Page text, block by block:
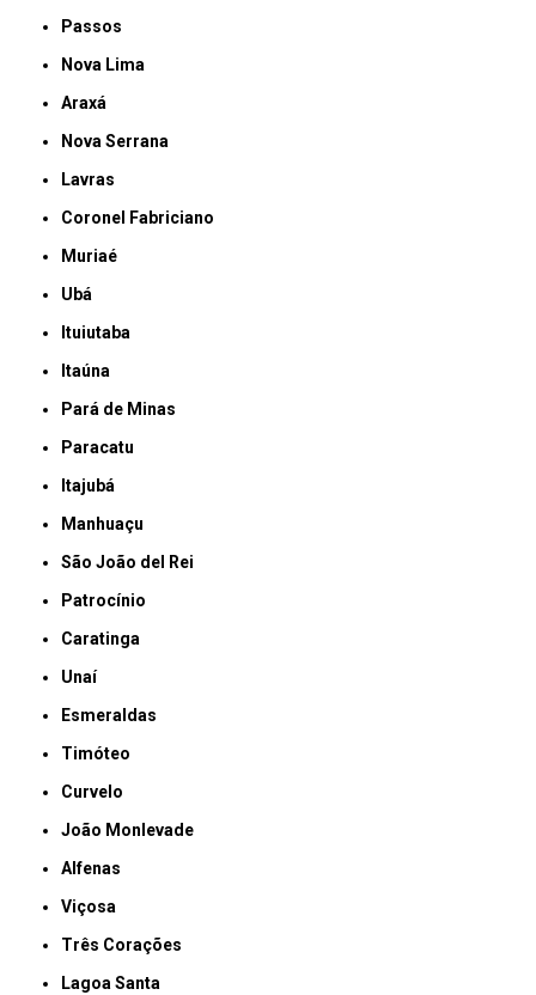
Passos
Nova Lima
Araxá
Nova Serrana
Lavras
Coronel Fabriciano
Muriaé
Ubá
Ituiutaba
Itaúna
Pará de Minas
Paracatu
Itajubá
Manhuaçu
São João del Rei
Patrocínio
Caratinga
Unaí
Esmeraldas
Timóteo
Curvelo
João Monlevade
Alfenas
Viçosa
Três Corações
Lagoa Santa